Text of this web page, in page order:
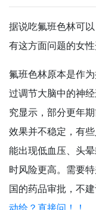
据说吃氟班色林可
有这方面问题的女
氟班色林原本是作
过调节大脑中的神
究显示，部分更年
效果并不稳定，有
能出现低血压、头
时风险更高。需要
国的药品审批，不
动给？直接问！！